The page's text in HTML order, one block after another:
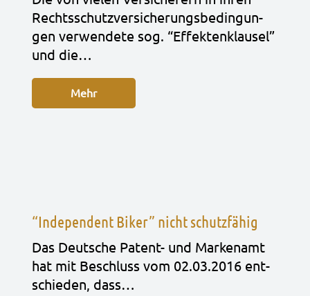
Rechts­schutz­ver­si­che­rungs­be­din­gun­
gen ver­wen­de­te sog. “Effek­ten­klau­sel”
und die…
Mehr
“Independent Biker” nicht schutzfähig
Das Deut­sche Patent- und Mar­ken­amt
hat mit Beschluss vom 02.03.2016 ent­
schie­den, dass…